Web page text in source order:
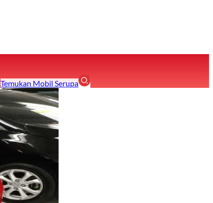
Temukan Mobil Serupa